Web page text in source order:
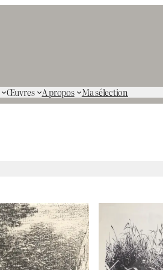
Œuvres A propos Ma sélection